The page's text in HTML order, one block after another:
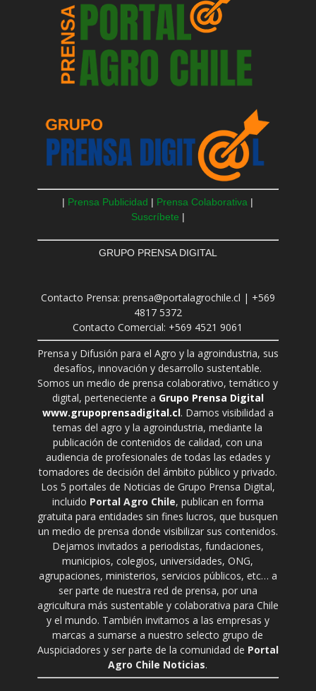
| Prensa Publicidad | Prensa Colaborativa |
Suscríbete |
GRUPO PRENSA DIGITAL
Contacto Prensa: prensa@portalagrochile.cl | +569
4817 5372
Contacto Comercial: +569 4521 9061
Prensa y Difusión para el Agro y la agroindustria, sus
desafíos, innovación y desarrollo sustentable.
Somos un medio de prensa colaborativo, temático y
digital, perteneciente a Grupo Prensa Digital
www.grupoprensadigital.cl. Damos visibilidad a
temas del agro y la agroindustria, mediante la
publicación de contenidos de calidad, con una
audiencia de profesionales de todas las edades y
tomadores de decisión del ámbito público y privado.
Los 5 portales de Noticias de Grupo Prensa Digital,
incluido Portal Agro Chile, publican en forma
gratuita para entidades sin fines lucros, que busquen
un medio de prensa donde visibilizar sus contenidos.
Dejamos invitados a periodistas, fundaciones,
municipios, colegios, universidades, ONG,
agrupaciones, ministerios, servicios públicos, etc… a
ser parte de nuestra red de prensa, por una
agricultura más sustentable y colaborativa para Chile
y el mundo. También invitamos a las empresas y
marcas a sumarse a nuestro selecto grupo de
Auspiciadores y ser parte de la comunidad de Portal
Agro Chile Noticias.